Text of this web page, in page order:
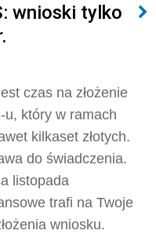
wnioski tylko
czas na złożenie
który w ramach
kilkaset złotych.
do świadczenia.
listopada
trafi na Twoje
wniosku.